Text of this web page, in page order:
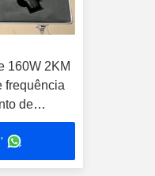
160W 2KM
frequência
de
médios